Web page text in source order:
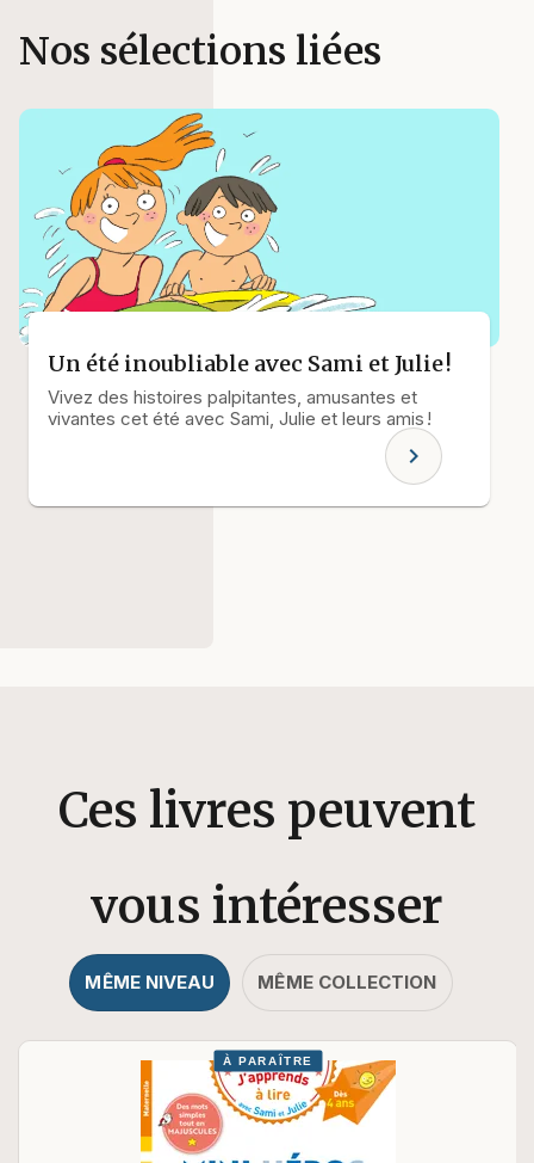
Nos sélections liées
Un été inoubliable avec Sami et Julie !
Vivez des histoires palpitantes, amusantes et
vivantes cet été avec Sami, Julie et leurs amis !
chevron_right
Ces livres peuvent
vous intéresser
MÊME NIVEAU MÊME COLLECTION
À PARAÎTRE